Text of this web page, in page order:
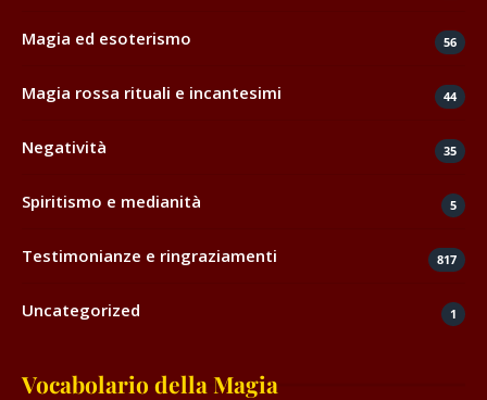
Magia ed esoterismo 56
Magia rossa rituali e incantesimi 44
Negatività 35
Spiritismo e medianità 5
Testimonianze e ringraziamenti 817
Uncategorized 1
Vocabolario della Magia